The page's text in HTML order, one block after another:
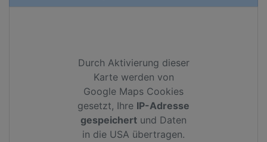
Durch Aktivierung dieser
Karte werden von
Google Maps Cookies
gesetzt, Ihre IP-Adresse
gespeichert und Daten
in die USA übertragen.